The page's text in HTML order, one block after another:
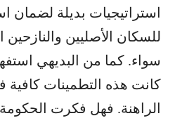
استراتيجيات بديلة لضمان
للسكان الأصليين
سواء. كما من البديهي
كانت هذه التطمينات
الراهنة. فهل فكرت